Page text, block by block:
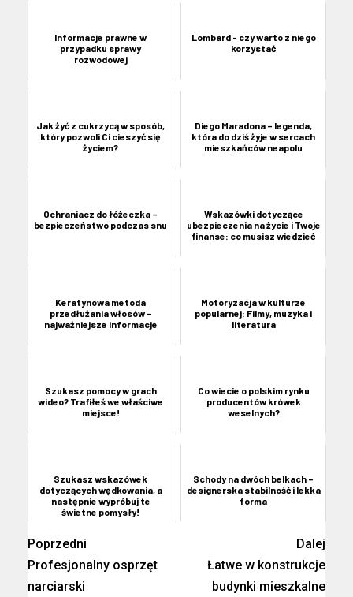
Informacje prawne w
przypadku sprawy
rozwodowej
Lombard - czy warto z niego
korzystać
Jak żyć z cukrzycą w sposób,
który pozwoli Ci cieszyć się
życiem?
Diego Maradona – legenda,
która do dziś żyje w sercach
mieszkańców neapolu
Ochraniacz do łóżeczka –
bezpieczeństwo podczas snu
Wskazówki dotyczące
ubezpieczenia na życie i Twoje
finanse: co musisz wiedzieć
Keratynowa metoda
przedłużania włosów –
najważniejsze informacje
Motoryzacja w kulturze
popularnej: Filmy, muzyka i
literatura
Szukasz pomocy w grach
wideo? Trafiłeś we właściwe
miejsce!
Co wiecie o polskim rynku
producentów krówek
weselnych?
Szukasz wskazówek
dotyczących wędkowania, a
następnie wypróbuj te
świetne pomysły!
Schody na dwóch belkach –
designerska stabilność i lekka
forma
Poprzedni
Profesjonalny osprzęt
narciarski
Dalej
Łatwe w konstrukcje
budynki mieszkalne